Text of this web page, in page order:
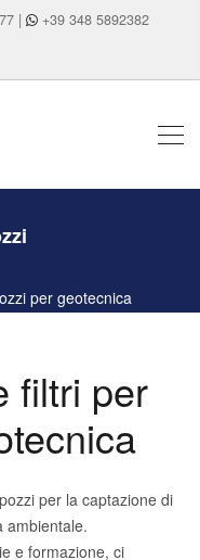
| +39 348 5892382
per geotecnica
filtri per
per la captazione di
ambientale.
e formazione, ci